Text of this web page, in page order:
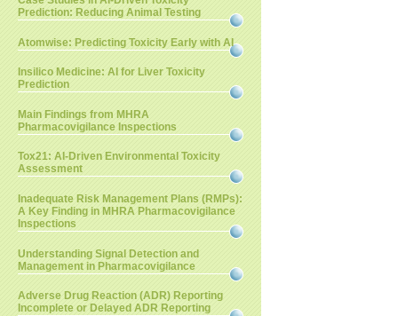
Prediction: Reducing Animal Testing
Atomwise: Predicting Toxicity Early with AI
Insilico Medicine: AI for Liver Toxicity
Prediction
Main Findings from MHRA
Pharmacovigilance Inspections
Tox21: AI-Driven Environmental Toxicity
Assessment
Inadequate Risk Management Plans (RMPs):
A Key Finding in MHRA Pharmacovigilance
Inspections
Understanding Signal Detection and
Management in Pharmacovigilance
Adverse Drug Reaction (ADR) Reporting
Incomplete or Delayed ADR Reporting